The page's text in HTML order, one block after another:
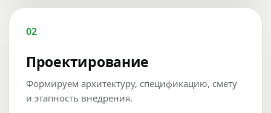
02
Проектирование
Формируем архитектуру, спецификацию, смету
и этапность внедрения.